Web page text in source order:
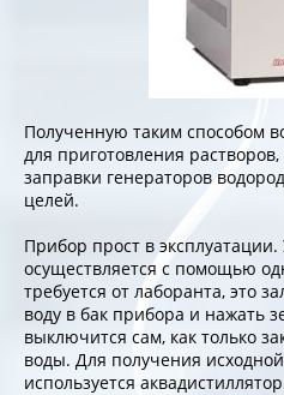
Полученную таким способом
для приготовления
заправки генераторов
целей.
Прибор прост в
осуществляется с помощью
требуется от лаборанта, это
воду в бак прибора и нажать
выключится сам, как только
воды. Для получения
используется